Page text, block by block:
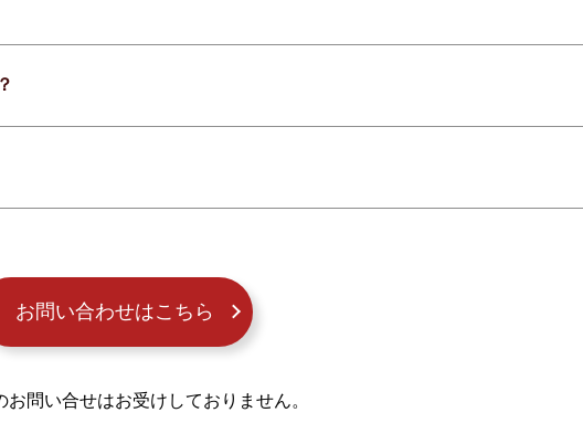
お問い合わせはこちら
お問い合せはお受けしておりません。